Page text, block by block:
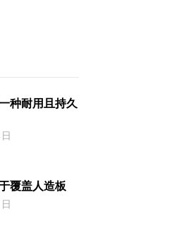
种耐用且持久
覆盖人造板